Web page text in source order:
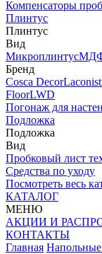
Компенсаторы
Плинтус
Плинтус
Вид
Микроплинтус
Бренд
Cosca Decor
FloorLWD
Погонаж для
Подложка
Подложка
Вид
Пробковый лист
Средства по уходу
Посмотреть весь
КАТАЛОГ
МЕНЮ
АКЦИИ И
КОНТАКТЫ
Главная